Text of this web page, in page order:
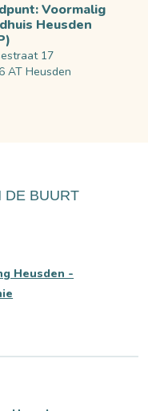
Voormalig
Heusden
17
AT Heusden
DE BUURT
Heusden -